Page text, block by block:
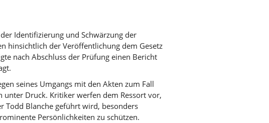
Identifizierung und Schwärzung der
hinsichtlich der Veröffentlichung dem Gesetz
nach Abschluss der Prüfung einen Bericht
seines Umgangs mit den Akten zum Fall
unter Druck. Kritiker werfen dem Ressort vor,
Todd Blanche geführt wird, besonders
Persönlichkeiten zu schützen.